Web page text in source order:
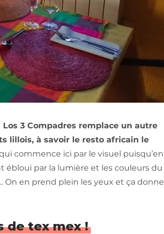
3 Compadres remplace un autre
lillois, à savoir le resto africain le
commence ici par le visuel puisqu’en
ébloui par la lumière et les couleurs du
On en prend plein les yeux et ça donne
de tex mex !